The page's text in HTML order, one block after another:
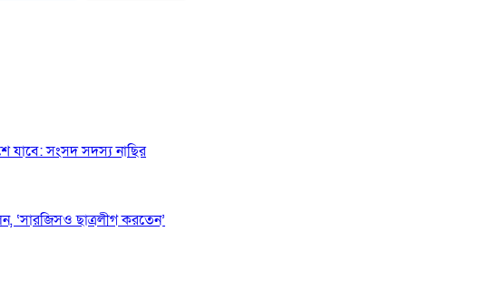
যাবে: সংসদ সদস্য নাছির
‘সারজিসও ছাত্রলীগ করতেন’